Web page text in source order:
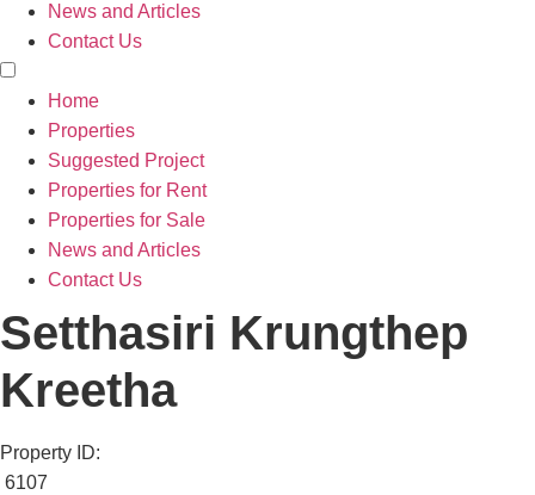
News and Articles
Contact Us
Home
Properties
Suggested Project
Properties for Rent
Properties for Sale
News and Articles
Contact Us
Setthasiri Krungthep
Kreetha
Property ID:
6107